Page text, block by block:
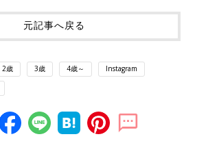
元記事へ戻る
2歳 3歳 4歳～ Instagram